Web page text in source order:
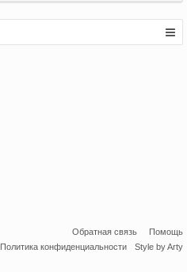
Обратная связь
Помощь
Политика конфиденциальности
Style by Arty